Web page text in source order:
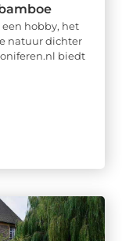
hobby, het
natuur dichter
biedt